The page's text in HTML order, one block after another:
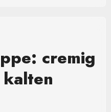
cremig